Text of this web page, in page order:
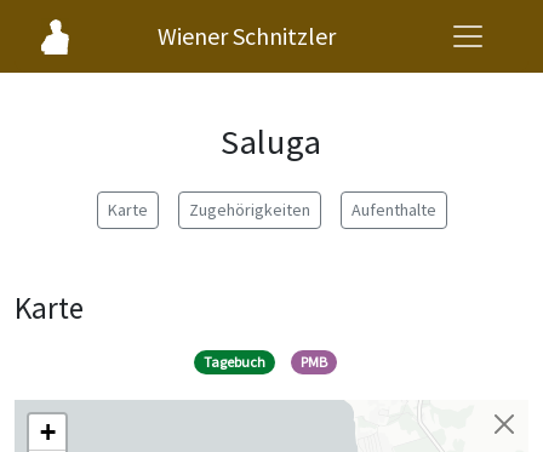
Wiener Schnitzler
Saluga
Karte Zugehörigkeiten Aufenthalte
Karte
Tagebuch PMB
+